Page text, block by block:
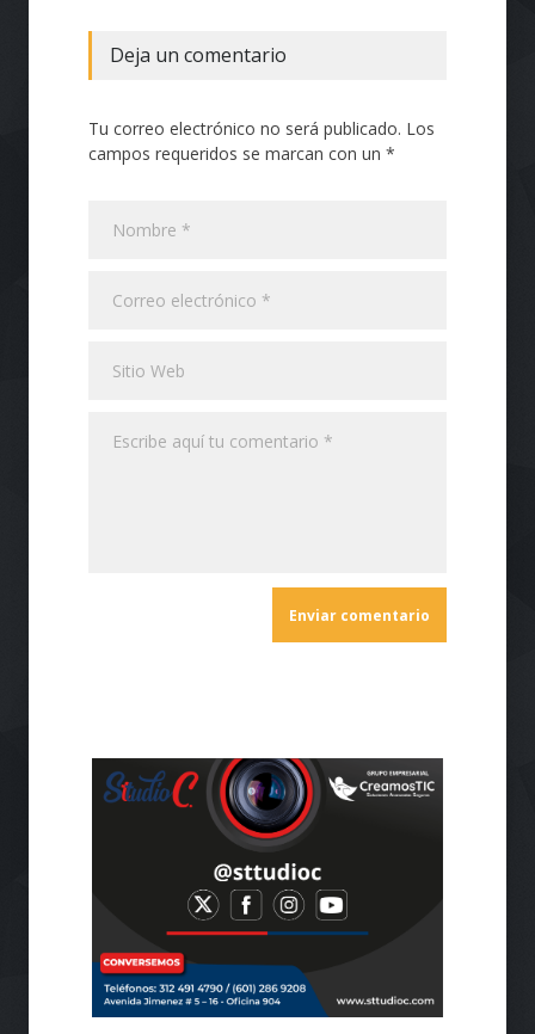
Deja un comentario
Tu correo electrónico no será publicado. Los
campos requeridos se marcan con un *